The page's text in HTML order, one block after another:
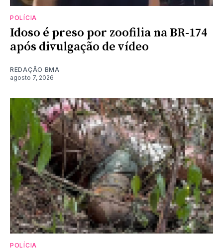
POLÍCIA
Idoso é preso por zoofilia na BR-174
após divulgação de vídeo
REDAÇÃO BMA
agosto 7, 2026
POLÍCIA